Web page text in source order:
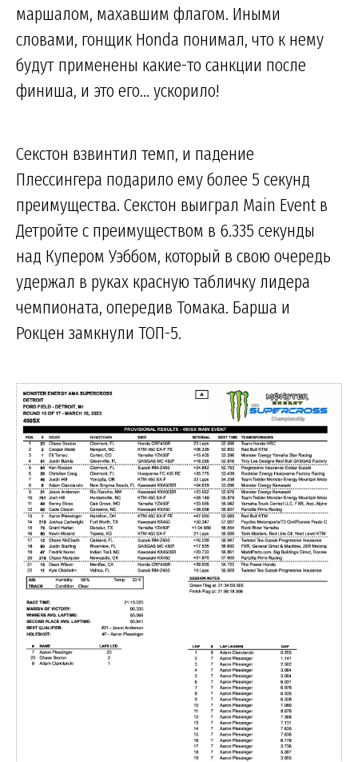
маршалом, махавшим флагом. Иными
словами, гонщик Honda понимал, что к нему
будут применены какие-то санкции после
финиша, и это его... ускорило!
Секстон взвинтил темп, и падение
Плессингера подарило ему более 5 секунд
преимущества. Секстон выиграл Main Event в
Детройте с преимуществом в 6.335 секунды
над Купером Уэббом, который в свою очередь
удержал в руках красную табличку лидера
чемпионата, опередив Томака. Барша и
Рокцен замкнули ТОП-5.